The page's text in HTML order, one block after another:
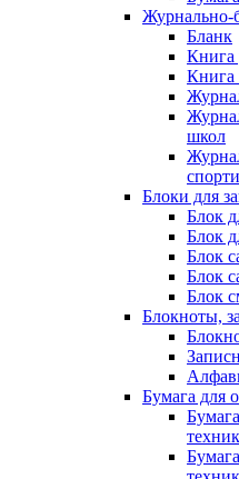
Журнально-
Бланк
Книга
Книга
школ
Блоки для
Блок
Блок
Блок
Блок
Блок
Блокноты,
Бумага для